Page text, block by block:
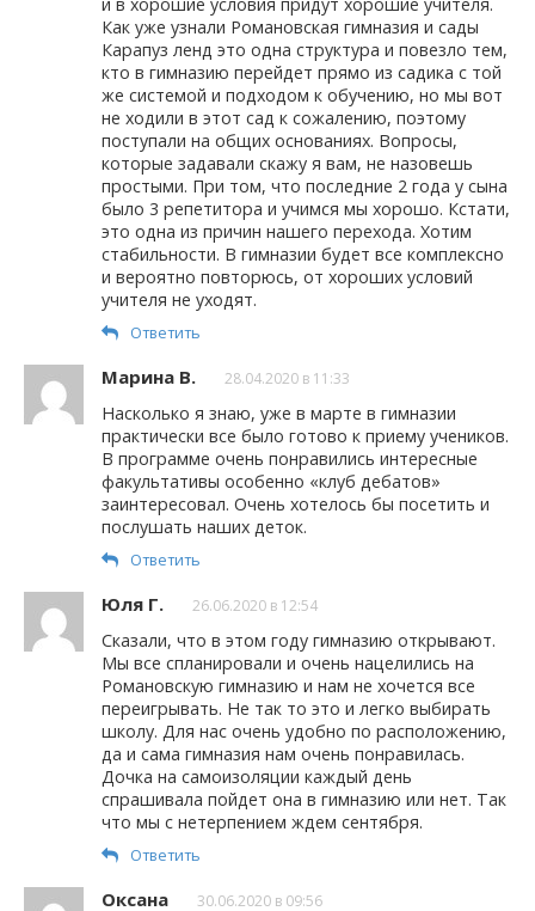
Как уже узнали Романовская гимназия и сады
Карапуз ленд это одна структура и повезло тем,
кто в гимназию перейдет прямо из садика с той
же системой и подходом к обучению, но мы вот
не ходили в этот сад к сожалению, поэтому
поступали на общих основаниях. Вопросы,
которые задавали скажу я вам, не назовешь
простыми. При том, что последние 2 года у сына
было 3 репетитора и учимся мы хорошо. Кстати,
это одна из причин нашего перехода. Хотим
стабильности. В гимназии будет все комплексно
и вероятно повторюсь, от хороших условий
учителя не уходят.
Ответить
Марина В. 28.04.2020 в 11:33
Насколько я знаю, уже в марте в гимназии
практически все было готово к приему учеников.
В программе очень понравились интересные
факультативы особенно «клуб дебатов»
заинтересовал. Очень хотелось бы посетить и
послушать наших деток.
Ответить
Юля Г. 26.06.2020 в 12:54
Сказали, что в этом году гимназию открывают.
Мы все спланировали и очень нацелились на
Романовскую гимназию и нам не хочется все
переигрывать. Не так то это и легко выбирать
школу. Для нас очень удобно по расположению,
да и сама гимназия нам очень понравилась.
Дочка на самоизоляции каждый день
спрашивала пойдет она в гимназию или нет. Так
что мы с нетерпением ждем сентября.
Ответить
Оксана 30.06.2020 в 09:56